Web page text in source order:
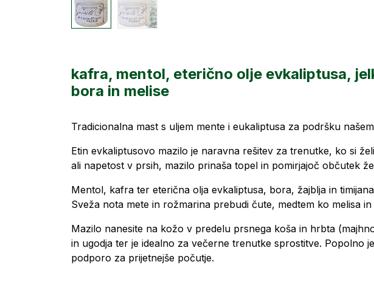
kafra, mentol, eterično olje evkaliptusa,
bora in melise
Tradicionalna mast s uljem mente i eukaliptusa za podršku
Etin evkaliptusovo mazilo je naravna rešitev za trenutke, ko si
ali napetost v prsih, mazilo prinaša topel in pomirjajoč občutek
Mentol, kafra ter eterična olja evkaliptusa, bora, žajblja in
Sveža nota mete in rožmarina prebudi čute, medtem ko melisa
Mazilo nanesite na kožo v predelu prsnega koša in hrbta
in ugodja ter je idealno za večerne trenutke sprostitve. Popolno
podporo za prijetnejše počutje.